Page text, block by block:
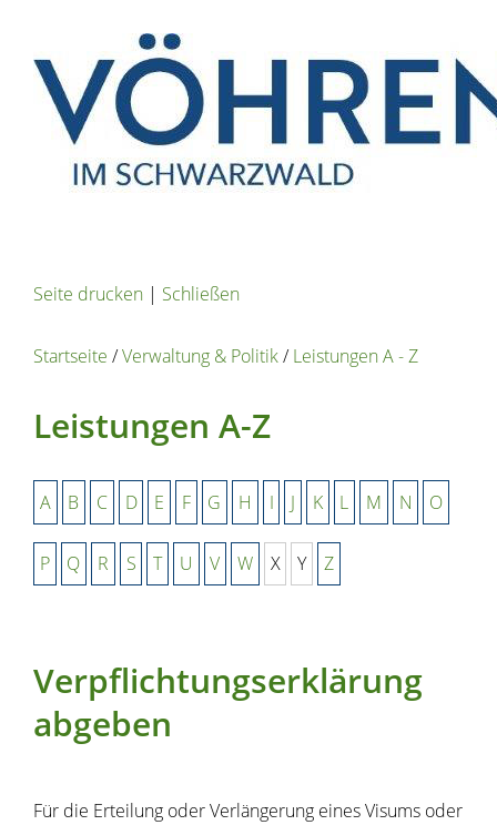
Seite drucken | Schließen
Startseite /Verwaltung & Politik/Leistungen A - Z
Leistungen A-Z
A B C D E F G H I J K L M N O
P Q R S T U V W X Y Z
Verpflichtungserklärung
abgeben
Für die Erteilung oder Verlängerung eines Visums oder